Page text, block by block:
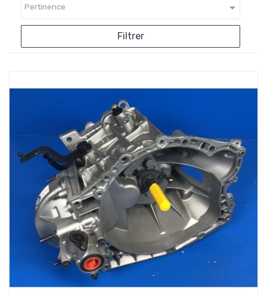
Pertinence 
Filtrer